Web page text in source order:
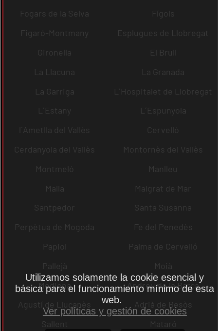
Fogars de la Selva
Fígols
Figaró-Montmany
Esplugues de Llobregat
Gironella
El Brull
La Llacuna
La Granada
La Garriga
L´Hospitalet de Llobregat
L´Estany
L´Espunyola
l´Ametlla del Vallès
Cervelló
Cerdanyola del Vallès
Montornès del Vallès
Montmeló
Manlleu
Malla
Malgrat de Mar
Santpedor
Santa Susanna
Perpètua de Mogoda
Fe del Penedès
Papiol
Palma de Cervelló
Pallejà
Moià
Mediona
Andreu de la Barca
Agustí de Lluçanès
Adrià de Besòs
Sallent
Mataró
Utilizamos solamente la cookie esencial y
básica para el funcionamiento mínimo de esta
web.
Ver políticas y gestión de cookies